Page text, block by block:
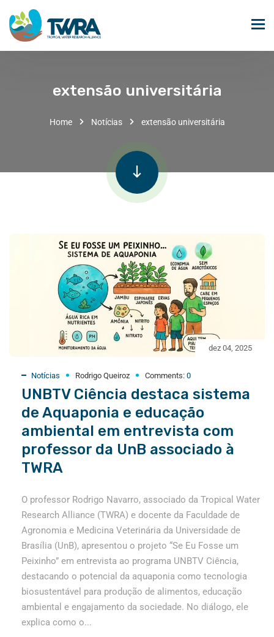
extensão universitária
Home Notícias extensão universitária
dez 04, 2025
Notícias Rodrigo Queiroz Comments: 0
UNBTV Ciência destaca sistema
de Aquaponia e educação
ambiental em entrevista com
professor da UnB associado à
TWRA
O professor Rodrigo Navarro, associado da Tropical Water
Research Alliance (TWRA) e docente da Faculdade de
Agronomia e Medicina Veterinária da Universidade de
Brasília (UnB), apresentou o projeto “Se Eu Fosse um
Peixinho” em entrevista ao programa UNBTV Ciência,
destacando o potencial da aquaponia como tecnologia
biosustentável para produção de alimentos, educação
ambiental e engajamento da sociedade. No diálogo, ele
explica como o...